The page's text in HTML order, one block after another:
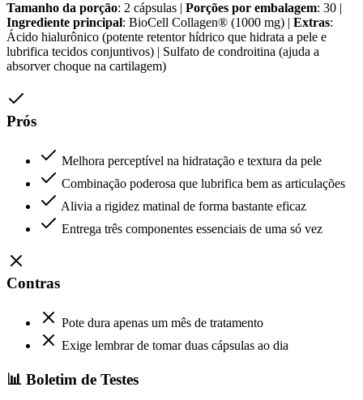
Tamanho da porção: 2 cápsulas | Porções por embalagem: 30 |
Ingrediente principal: BioCell Collagen® (1000 mg) | Extras:
Ácido hialurônico (potente retentor hídrico que hidrata a pele e
lubrifica tecidos conjuntivos) | Sulfato de condroitina (ajuda a
absorver choque na cartilagem)
Prós
Melhora perceptível na hidratação e textura da pele
Combinação poderosa que lubrifica bem as articulações
Alivia a rigidez matinal de forma bastante eficaz
Entrega três componentes essenciais de uma só vez
Contras
Pote dura apenas um mês de tratamento
Exige lembrar de tomar duas cápsulas ao dia
📊 Boletim de Testes